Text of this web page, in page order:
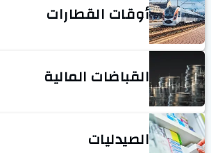
أوقات القطارات
القباضات المالية
الصيدليات